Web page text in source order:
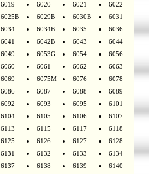
6019 6020 6021
6022
6025B 6029B 6030B
6031
6034 6034B 6035
6036
6041 6042B 6043
6044
6049 6053G 6054
6056
6060 6061 6062
6063
6069 6075M 6076
6078
6086 6087 6088
6089
6092 6093 6095
6101
6104 6105 6106
6107
6113 6115 6117
6118
6125 6126 6127
6128
6131 6132 6133
6134
6137 6138 6139
6140